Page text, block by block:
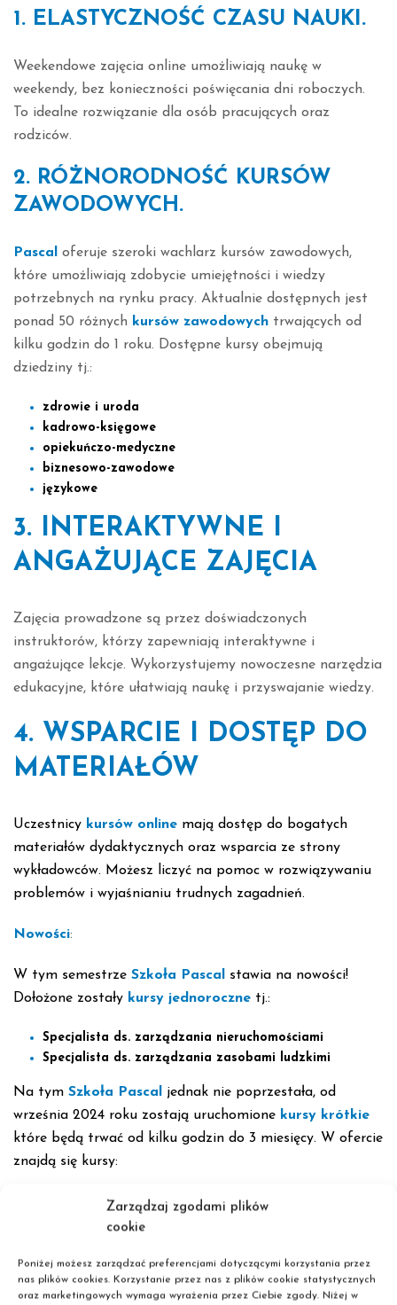
Zarządzaj zgodami plików
cookie
Poniżej możesz zarządzać preferencjami dotyczącymi korzystania przez
nas plików cookies. Korzystanie przez nas z plików cookie statystycznych
oraz marketingowych wymaga wyrażenia przez Ciebie zgody. Niżej w
1. ELASTYCZNOŚĆ CZASU NAUKI.
Weekendowe zajęcia online umożliwiają naukę w
weekendy, bez konieczności poświęcania dni roboczych.
To idealne rozwiązanie dla osób pracujących oraz
rodziców.
2. RÓŻNORODNOŚĆ KURSÓW
ZAWODOWYCH.
Pascal oferuje szeroki wachlarz kursów zawodowych,
które umożliwiają zdobycie umiejętności i wiedzy
potrzebnych na rynku pracy. Aktualnie dostępnych jest
ponad 50 różnych kursów zawodowych trwających od
kilku godzin do 1 roku. Dostępne kursy obejmują
dziedziny tj.:
zdrowie i uroda
kadrowo-księgowe
opiekuńczo-medyczne
biznesowo-zawodowe
językowe
3. INTERAKTYWNE I
ANGAŻUJĄCE ZAJĘCIA
Zajęcia prowadzone są przez doświadczonych
instruktorów, którzy zapewniają interaktywne i
angażujące lekcje. Wykorzystujemy nowoczesne narzędzia
edukacyjne, które ułatwiają naukę i przyswajanie wiedzy.
4. WSPARCIE I DOSTĘP DO
MATERIAŁÓW
Uczestnicy kursów online mają dostęp do bogatych
materiałów dydaktycznych oraz wsparcia ze strony
wykładowców. Możesz liczyć na pomoc w rozwiązywaniu
problemów i wyjaśnianiu trudnych zagadnień.
Nowości:
W tym semestrze Szkoła Pascal stawia na nowości!
Dołożone zostały kursy jednoroczne tj.:
Specjalista ds. zarządzania nieruchomościami
Specjalista ds. zarządzania zasobami ludzkimi
Na tym Szkoła Pascal
jednak nie poprzestała, od
września 2024 roku zostają uruchomione kursy krótkie
które będą trwać od kilku godzin do 3 miesięcy. W ofercie
znajdą się kursy:
Stylizacja i przedłużanie paznokci metodą żelową i
Zdobienie paznokci
Przedłużanie rzęs dla początkujących – 2 metody (1:1;